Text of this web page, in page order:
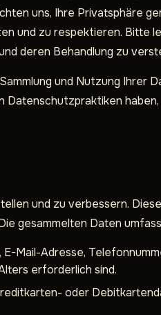
uns, Ihre Privatsphäre
und zu respektieren. Bitte
deren Behandlung zu
und Nutzung Ihrer
und zu verbessern.
gesammelten Daten
Mail-Adresse,
erforderlich sind.
oder